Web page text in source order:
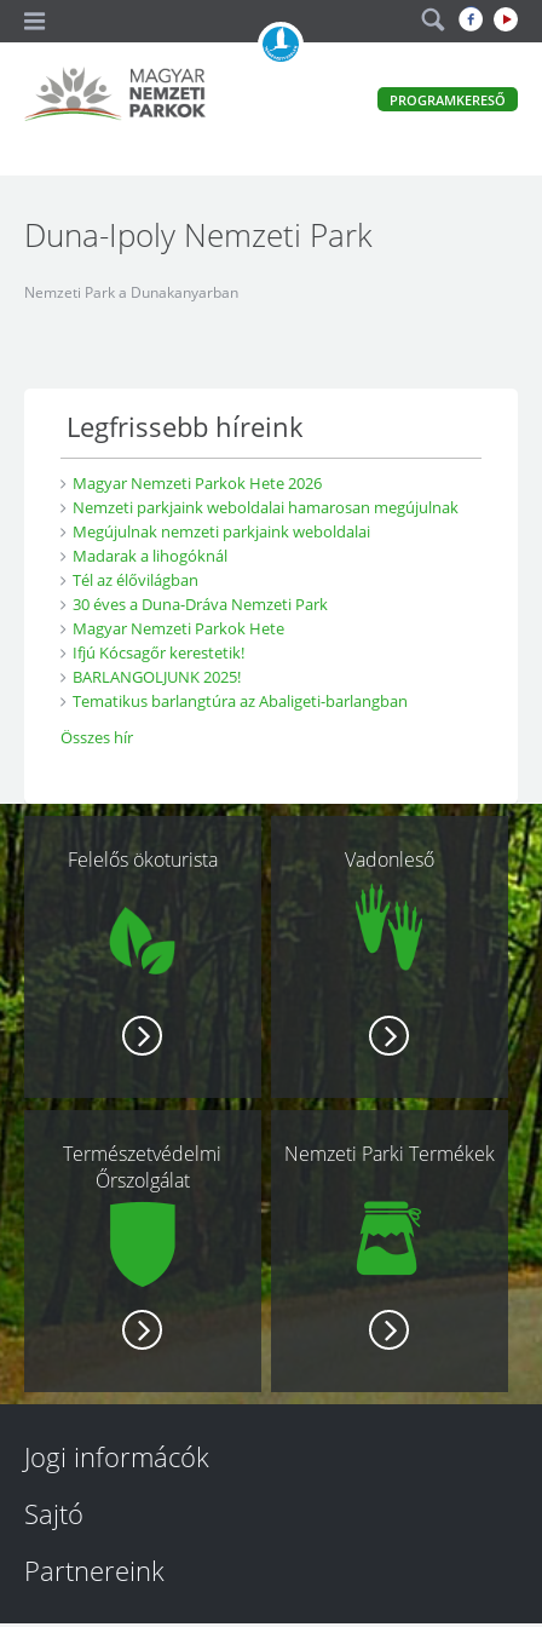
Nemzeti
PROGRAMKERESŐ
Duna-Ipoly Nemzeti Park
Nemzeti Park a Dunakanyarban
Legfrissebb híreink
Magyar Nemzeti Parkok Hete 2026
Nemzeti parkjaink weboldalai hamarosan megújulnak
Megújulnak nemzeti parkjaink weboldalai
Madarak a lihogóknál
Tél az élővilágban
30 éves a Duna-Dráva Nemzeti Park
Magyar Nemzeti Parkok Hete
Ifjú Kócsagőr kerestetik!
BARLANGOLJUNK 2025!
Tematikus barlangtúra az Abaligeti-barlangban
Összes hír
Kapcsolódó
oldalakFelelős ökoturista Vadonleső
Természetvédelmi
Őrszolgálat
Nemzeti Parki Termékek
Jogi informácók
Sajtó
Partnereink